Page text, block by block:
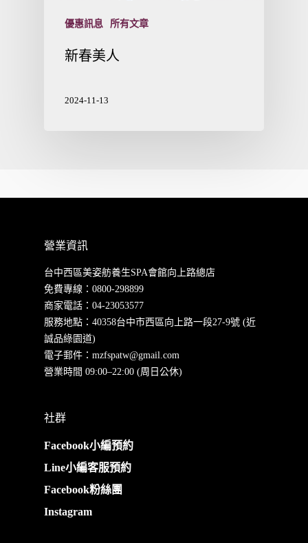
優惠訊息 所有文章
新春美人
2024-11-13
營業資訊
台中西區美姿舫養生SPA會館向上路總店
免費專線： 0800-298899
商家電話： 04-23053577
服務地點：40358台中市西區向上路一段27-9號 (近
誠品綠園道)
電子郵件： mzfspatw@gmail.com
營業時間 09:00–22:00 (周日公休)
社群
Facebook小編預約
Line小編客服預約
Facebook粉絲團
Instagram